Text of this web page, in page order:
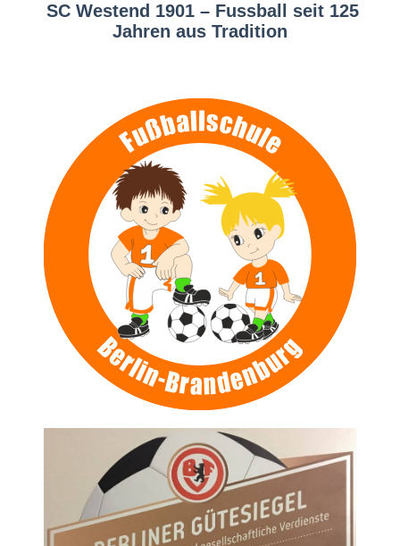
SC Westend 1901 – Fussball seit 125
Jahren aus Tradition